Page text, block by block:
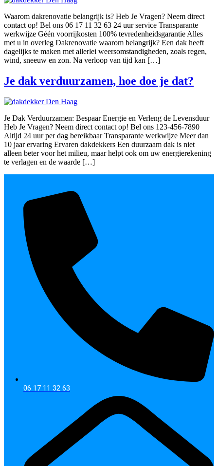
Waarom dakrenovatie belangrijk is? Heb Je Vragen? Neem direct
contact op! Bel ons 06 17 11 32 63 24 uur service Transparante
werkwijze Géén voorrijkosten 100% tevredenheidsgarantie Alles
met u in overleg Dakrenovatie waarom belangrijk? Een dak heeft
dagelijks te maken met allerlei weersomstandigheden, zoals regen,
wind, sneeuw en zon. Na verloop van tijd kan […]
Je dak verduurzamen, hoe doe je dat?
Je Dak Verduurzamen: Bespaar Energie en Verleng de Levensduur
Heb Je Vragen? Neem direct contact op! Bel ons 123-456-7890
Altijd 24 uur per dag bereikbaar Transparante werkwijze Meer dan
10 jaar ervaring Ervaren dakdekkers Een duurzaam dak is niet
alleen beter voor het milieu, maar helpt ook om uw energierekening
te verlagen en de waarde […]
06 17 11 32 63